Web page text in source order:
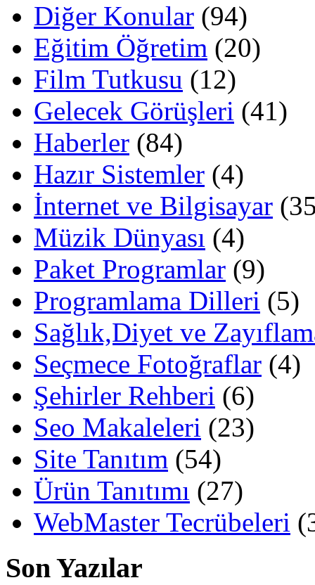
Diğer Konular (94)
Eğitim Öğretim (20)
Film Tutkusu (12)
Gelecek Görüşleri (41)
Haberler (84)
Hazır Sistemler (4)
İnternet ve Bilgisayar
Müzik Dünyası (4)
Paket Programlar (9)
Programlama Dilleri (5)
Sağlık,Diyet ve
Seçmece Fotoğraflar (4)
Şehirler Rehberi (6)
Seo Makaleleri (23)
Site Tanıtım (54)
Ürün Tanıtımı (27)
WebMaster Tecrübeleri
Son Yazılar